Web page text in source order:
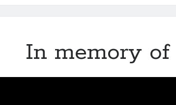
In memory of